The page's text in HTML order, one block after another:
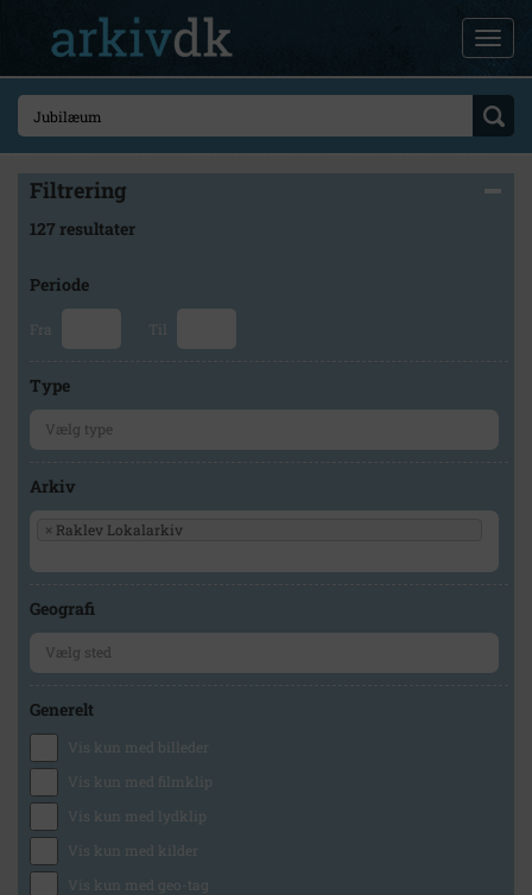
Filtrering
127 resultater
Periode
Fra Til
Type
Arkiv
× Raklev Lokalarkiv
Geografi
Generelt
Vis kun med billeder
Vis kun med filmklip
Vis kun med lydklip
Vis kun med kilder
Vis kun med geo-tag